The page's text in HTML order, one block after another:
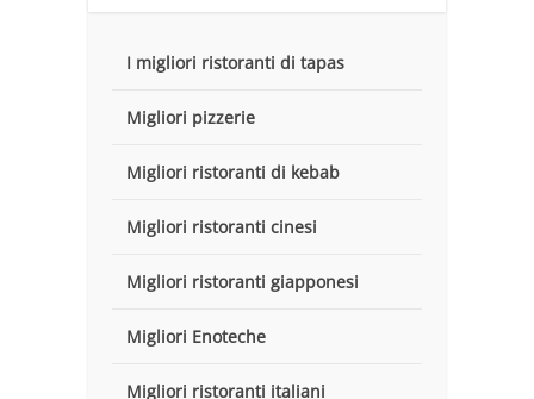
I migliori ristoranti di tapas
Migliori pizzerie
Migliori ristoranti di kebab
Migliori ristoranti cinesi
Migliori ristoranti giapponesi
Migliori Enoteche
Migliori ristoranti italiani